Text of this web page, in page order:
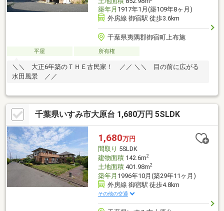
築年月 1917年1月(築109年8ヶ月)
外房線 御宿駅 徒歩3.6km
千葉県夷隅郡御宿町上布施
平屋 所有権
＼＼ 大正6年築のＴＨＥ古民家！ ／／ ＼＼ 目の前に広がる
水田風景 ／／
千葉県いすみ市大原台 1,680万円 5SLDK
1,680万円
間取り 5SLDK
建物面積142.6m2
土地面積401.98m2
築年月 1996年10月(築29年11ヶ月)
外房線 御宿駅 徒歩4.8km
その他の交通